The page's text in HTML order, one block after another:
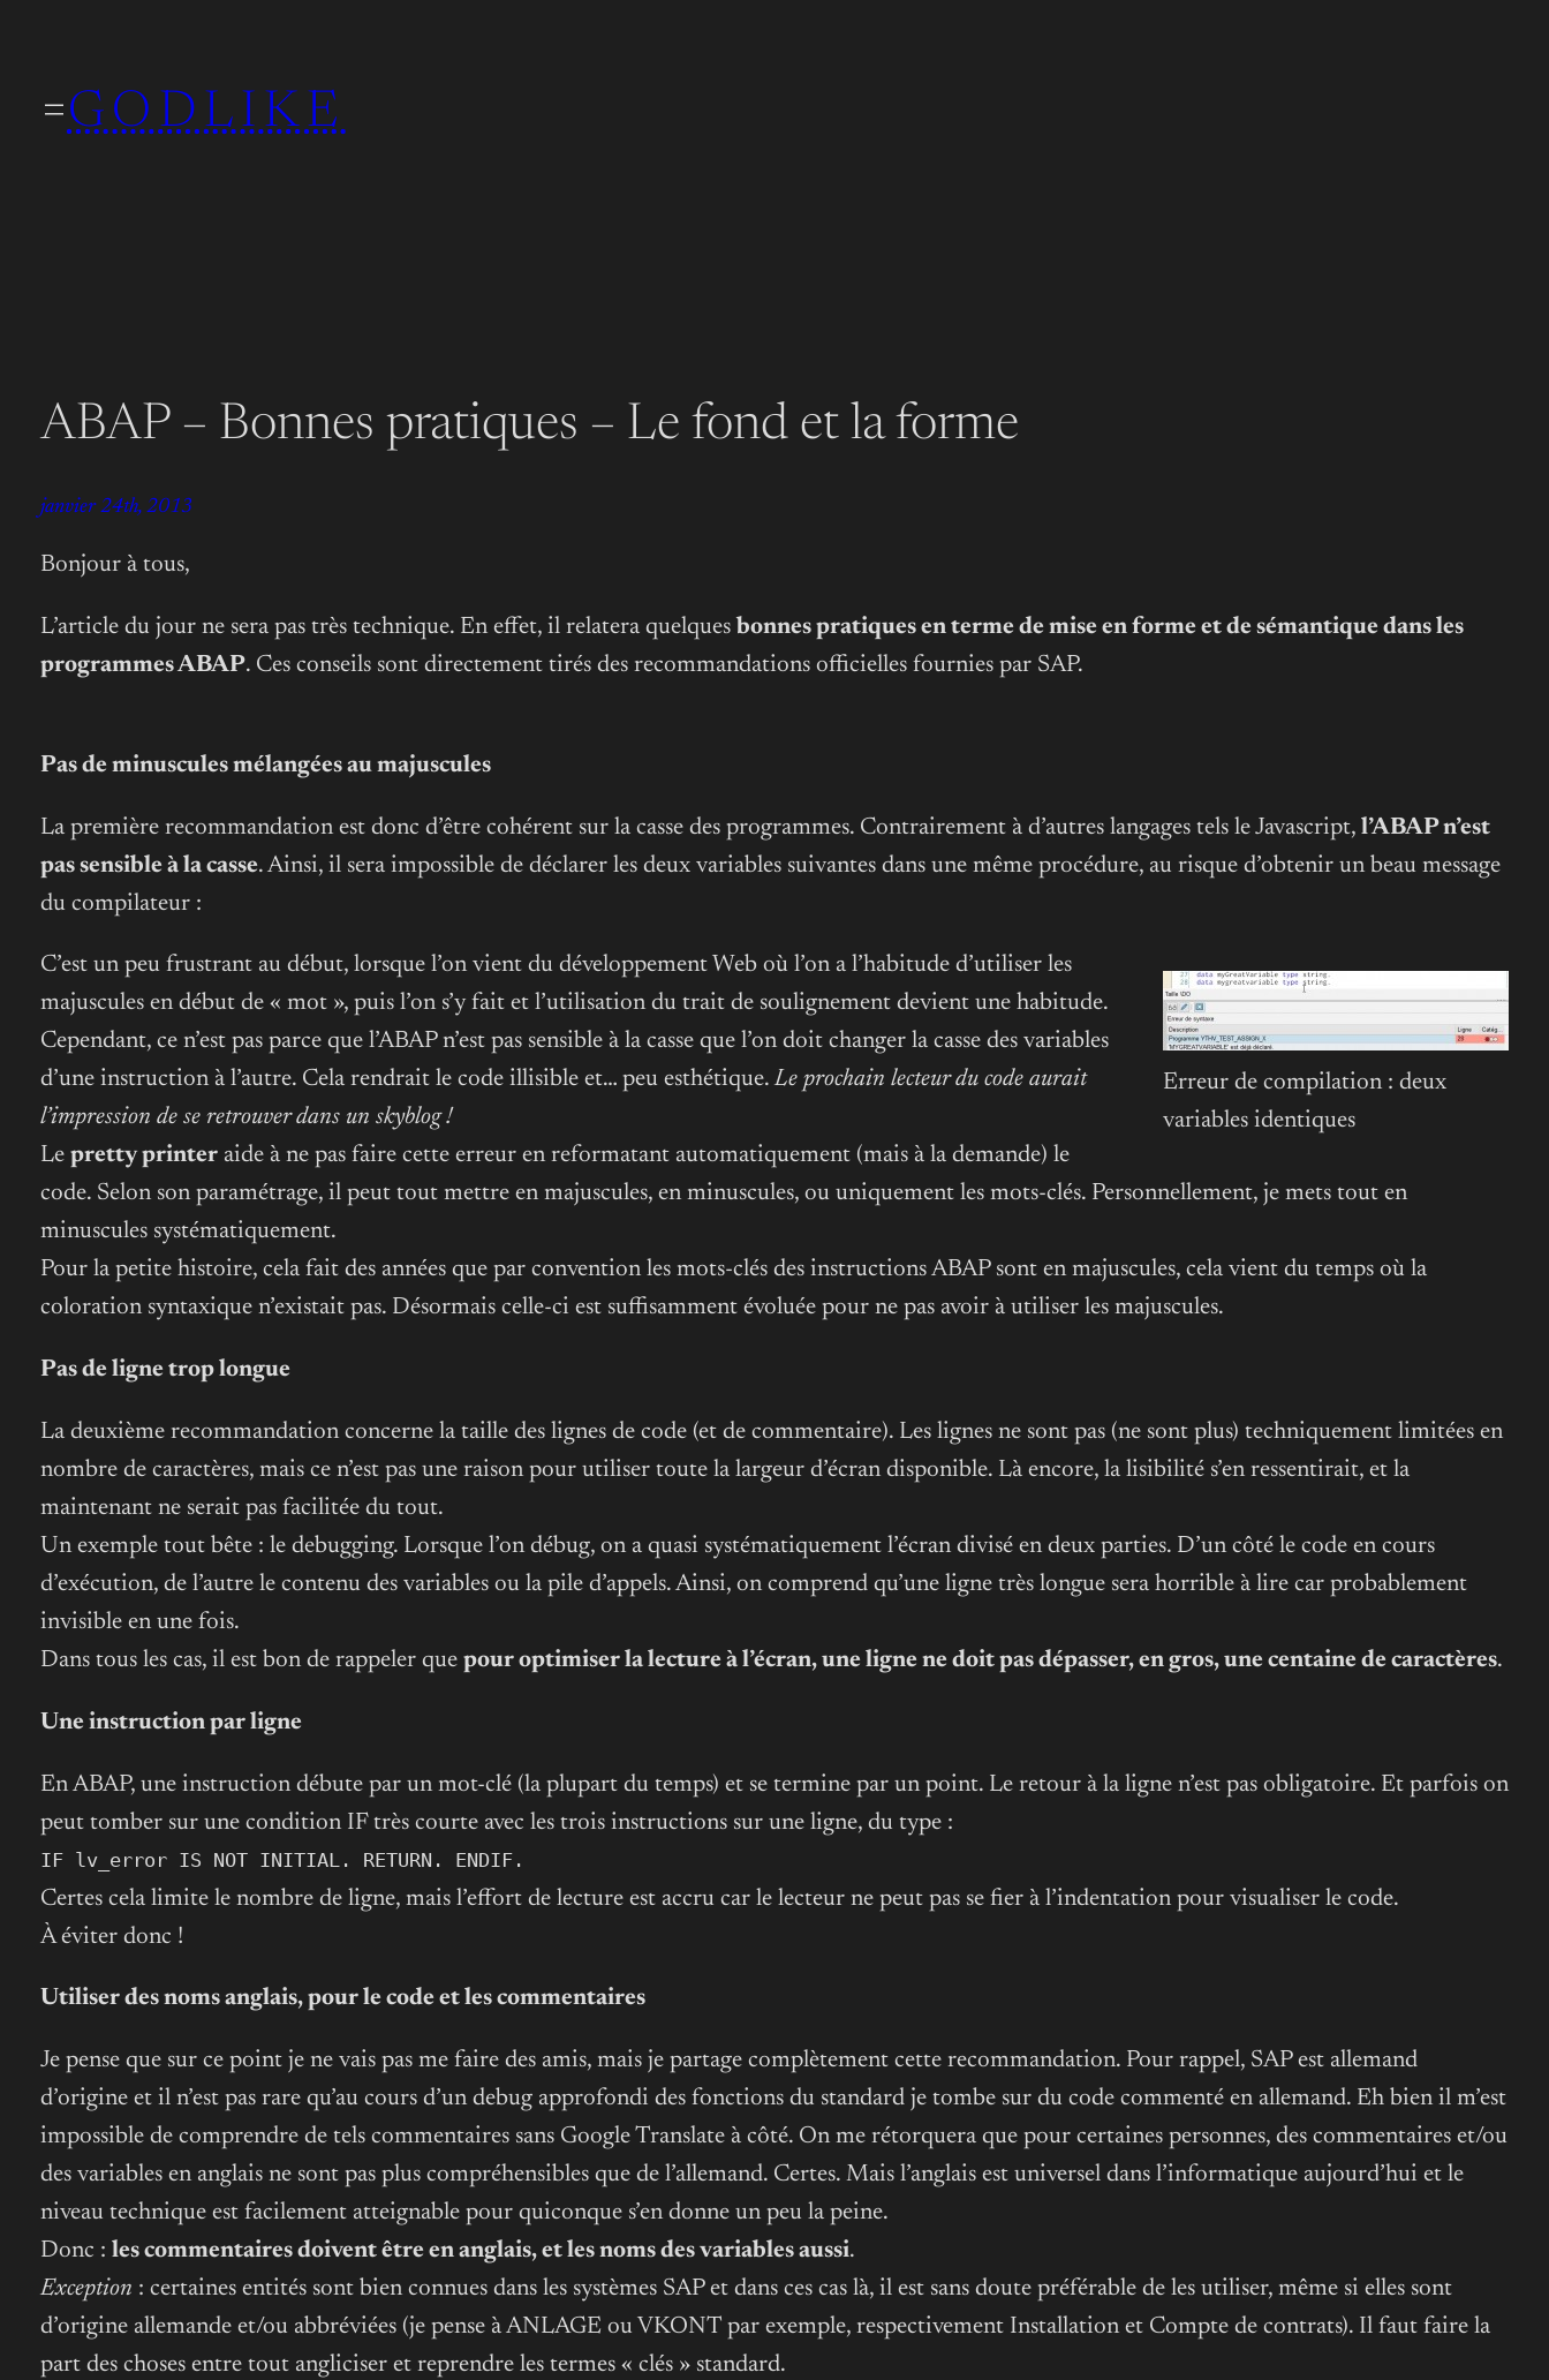
contenuGODLIKE
ABAP – Bonnes pratiques – Le fond et la forme
janvier 24th, 2013
Bonjour à tous,
L’article du jour ne sera pas très technique. En effet, il relatera quelques bonnes pratiques en terme de mise en forme et de sémantique dans les
programmes ABAP. Ces conseils sont directement tirés des recommandations officielles fournies par SAP.
Pas de minuscules mélangées au majuscules
La première recommandation est donc d’être cohérent sur la casse des programmes. Contrairement à d’autres langages tels le Javascript, l’ABAP n’est
pas sensible à la casse. Ainsi, il sera impossible de déclarer les deux variables suivantes dans une même procédure, au risque d’obtenir un beau message
du compilateur :
Erreur de compilation : deux
variables identiques
C’est un peu frustrant au début, lorsque l’on vient du développement Web où l’on a l’habitude d’utiliser les
majuscules en début de « mot », puis l’on s’y fait et l’utilisation du trait de soulignement devient une habitude.
Cependant, ce n’est pas parce que l’ABAP n’est pas sensible à la casse que l’on doit changer la casse des variables
d’une instruction à l’autre. Cela rendrait le code illisible et… peu esthétique.Le prochain lecteur du code aurait
l’impression de se retrouver dans un skyblog !
Le pretty printeraide à ne pas faire cette erreur en reformatant automatiquement (mais à la demande) le
code. Selon son paramétrage, il peut tout mettre en majuscules, en minuscules, ou uniquement les mots-clés. Personnellement, je mets tout en
minuscules systématiquement.
Pour la petite histoire, cela fait des années que par convention les mots-clés des instructions ABAP sont en majuscules, cela vient du temps où la
coloration syntaxique n’existait pas. Désormais celle-ci est suffisamment évoluée pour ne pas avoir à utiliser les majuscules.
Pas de ligne trop longue
La deuxième recommandation concerne la taille des lignes de code (et de commentaire). Les lignes ne sont pas (ne sont plus) techniquement limitées en
nombre de caractères, mais ce n’est pas une raison pour utiliser toute la largeur d’écran disponible. Là encore, la lisibilité s’en ressentirait, et la
maintenant ne serait pas facilitée du tout.
Un exemple tout bête : le debugging. Lorsque l’on débug, on a quasi systématiquement l’écran divisé en deux parties. D’un côté le code en cours
d’exécution, de l’autre le contenu des variables ou la pile d’appels. Ainsi, on comprend qu’une ligne très longue sera horrible à lire car probablement
invisible en une fois.
Dans tous les cas, il est bon de rappeler que pour optimiser la lecture à l’écran, une ligne ne doit pas dépasser, en gros, une centaine de caractères.
Une instruction par ligne
En ABAP, une instruction débute par un mot-clé (la plupart du temps) et se termine par un point. Le retour à la ligne n’est pas obligatoire. Et parfois on
peut tomber sur une condition IF très courte avec les trois instructions sur une ligne, du type :
IF lv_error IS NOT INITIAL. RETURN. ENDIF.
Certes cela limite le nombre de ligne, mais l’effort de lecture est accru car le lecteur ne peut pas se fier à l’indentation pour visualiser le code.
À éviter donc !
Utiliser des noms anglais, pour le code et les commentaires
Je pense que sur ce point je ne vais pas me faire des amis, mais je partage complètement cette recommandation. Pour rappel, SAP est allemand
d’origine et il n’est pas rare qu’au cours d’un debug approfondi des fonctions du standard je tombe sur du code commenté en allemand. Eh bien il m’est
impossible de comprendre de tels commentaires sans Google Translate à côté. On me rétorquera que pour certaines personnes, des commentaires et/ou
des variables en anglais ne sont pas plus compréhensibles que de l’allemand. Certes. Mais l’anglais est universel dans l’informatique aujourd’hui et le
niveau technique est facilement atteignable pour quiconque s’en donne un peu la peine.
Donc : les commentaires doivent être en anglais, et les noms des variables aussi.
Exception : certaines entités sont bien connues dans les systèmes SAP et dans ces cas là, il est sans doute préférable de les utiliser, même si elles sont
d’origine allemande et/ou abbréviées (je pense à ANLAGE ou VKONT par exemple, respectivement Installation et Compte de contrats). Il faut faire la
part des choses entre tout angliciser et reprendre les termes « clés » standard.